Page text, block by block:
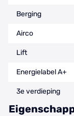
Berging
Airco
Lift
Energielabel A+
3e verdieping